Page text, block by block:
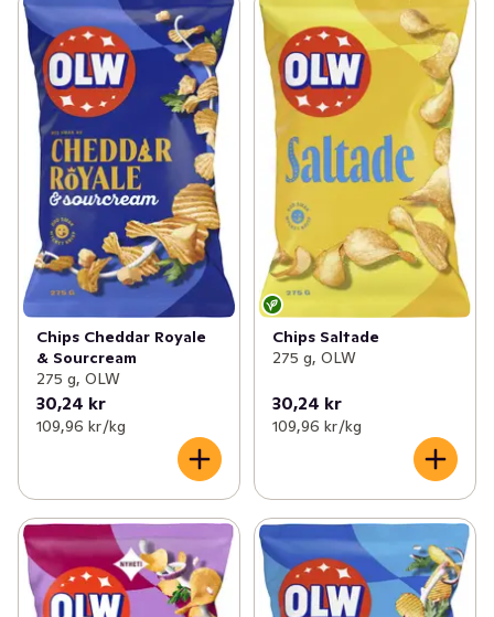
Chips Cheddar Royale
& Sourcream
275 g, OLW
30,24 kr
109,96 kr /kg
Chips Saltade
275 g, OLW
30,24 kr
109,96 kr /kg